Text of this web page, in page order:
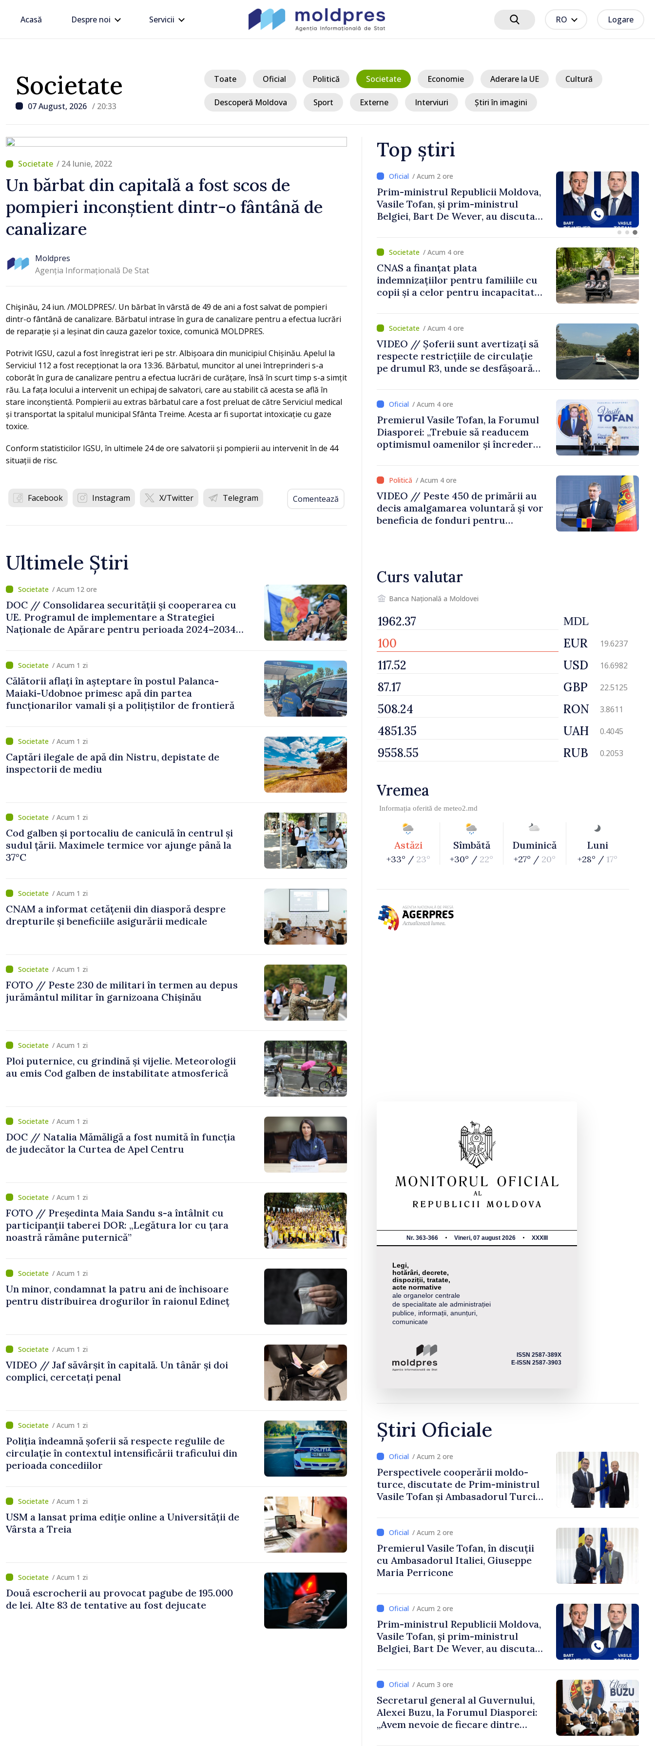
Acasă Despre noi Servicii RO Logare
Societate
07 August, 2026 / 20:33
Toate Oficial Politică Societate Economie Aderare la UE Cultură
Descoperă Moldova Sport Externe Interviuri Știri în imagini
/ 24 Iunie, 2022
Un bărbat din capitală a fost scos de
pompieri inconștient dintr-o fântână de
canalizare
Moldpres
Agenția Informațională De Stat
Chişinău, 24 iun. /MOLDPRES/. Un bărbat în vârstă de 49 de ani a fost salvat de pompieri
dintr-o fântână de canalizare. Bărbatul intrase în gura de canalizare pentru a efectua lucrări
de reparație și a leșinat din cauza gazelor toxice, comunică MOLDPRES.
Potrivit IGSU, cazul a fost înregistrat ieri pe str. Albișoara din municipiul Chișinău. Apelul la
Serviciul 112 a fost recepționat la ora 13:36. Bărbatul, muncitor al unei întreprinderi s-a
coborât în gura de canalizare pentru a efectua lucrări de curățare, însă în scurt timp s-a simțit
rău. La fața locului a intervenit un echipaj de salvatori, care au stabilit că acesta se află în
stare inconștientă. Pompierii au extras bărbatul care a fost preluat de către Serviciul medical
și transportat la spitalul municipal Sfânta Treime. Acesta ar fi suportat intoxicație cu gaze
toxice.
Conform statisticilor IGSU, în ultimele 24 de ore salvatorii și pompierii au intervenit în de 44
situații de risc.
Facebook Instagram X/Twitter Telegram Comentează
Ultimele Știri
/ Acum 12 ore
DOC // Consolidarea securității și cooperarea cu
UE. Programul de implementare a Strategiei
Naționale de Apărare pentru perioada 2024–2034,
/ Acum 1 zi
Călătorii aflați în așteptare în postul Palanca-
Maiaki-Udobnoe primesc apă din partea
funcționarilor vamali și a polițiștilor de frontieră
/ Acum 1 zi
Captări ilegale de apă din Nistru, depistate de
inspectorii de mediu
/ Acum 1 zi
Cod galben și portocaliu de caniculă în centrul și
sudul țării. Maximele termice vor ajunge până la
37°C
/ Acum 1 zi
CNAM a informat cetățenii din diasporă despre
drepturile și beneficiile asigurării medicale
/ Acum 1 zi
FOTO // Peste 230 de militari în termen au depus
jurământul militar în garnizoana Chișinău
/ Acum 1 zi
Ploi puternice, cu grindină și vijelie. Meteorologii
au emis Cod galben de instabilitate atmosferică
/ Acum 1 zi
DOC // Natalia Mămăligă a fost numită în funcția
de judecător la Curtea de Apel Centru
/ Acum 1 zi
FOTO // Președinta Maia Sandu s-a întâlnit cu
participanții taberei DOR: „Legătura lor cu țara
noastră rămâne puternică”
/ Acum 1 zi
Un minor, condamnat la patru ani de închisoare
pentru distribuirea drogurilor în raionul Edineț
/ Acum 1 zi
VIDEO // Jaf săvârșit în capitală. Un tânăr și doi
complici, cercetați penal
/ Acum 1 zi
Poliția îndeamnă șoferii să respecte regulile de
circulație în contextul intensificării traficului din
perioada concediilor
/ Acum 1 zi
USM a lansat prima ediție online a Universității de
Vârsta a Treia
/ Acum 1 zi
Două escrocherii au provocat pagube de 195.000
de lei. Alte 83 de tentative au fost dejucate
Top știri
/ Acum 2 ore
Premierul Vasile Tofan, în discuții
cu Ambasadorul Italiei, Giuseppe
Maria Perricone
/ Acum 2 ore
Prim-ministrul Republicii Moldova,
Vasile Tofan, și prim-ministrul
Belgiei, Bart De Wever, au discutat
/ Acum 4 ore
CNAS a finanțat plata
indemnizațiilor pentru familiile cu
copii și a celor pentru incapacitate
/ Acum 4 ore
VIDEO // Șoferii sunt avertizați să
respecte restricțiile de circulație
pe drumul R3, unde se desfășoară
/ Acum 4 ore
Premierul Vasile Tofan, la Forumul
Diasporei: „Trebuie să readucem
optimismul oamenilor și încrederea
/ Acum 4 ore
VIDEO // Peste 450 de primării au
decis amalgamarea voluntară și vor
beneficia de fonduri pentru
dezvolte”
Curs valutar
Banca Națională a Moldovei
MDL
EUR 19.6237
USD 16.6982
GBP 22.5125
RON 3.8611
UAH 0.4045
RUB 0.2053
Vremea
Informația oferită de meteo2.md
Astăzi
+33° / 23°
Sîmbătă
+30° / 22°
Duminică
+27° / 20°
Luni
+28° / 17°
Nr. 363-366 Vineri, 07 august 2026 XXXIII
Legi,
hotărâri, decrete,
dispoziții, tratate,
acte normative
ale organelor centrale
de specialitate ale administrației
publice, informații, anunțuri,
comunicate
ISSN 2587-389X
E-ISSN 2587-3903
Știri Oficiale
/ Acum 2 ore
Perspectivele cooperării moldo-
turce, discutate de Prim-ministrul
Vasile Tofan și Ambasadorul Turciei,
/ Acum 2 ore
Premierul Vasile Tofan, în discuții
cu Ambasadorul Italiei, Giuseppe
Maria Perricone
/ Acum 2 ore
Prim-ministrul Republicii Moldova,
Vasile Tofan, și prim-ministrul
Belgiei, Bart De Wever, au discutat
/ Acum 3 ore
Secretarul general al Guvernului,
Alexei Buzu, la Forumul Diasporei:
„Avem nevoie de fiecare dintre